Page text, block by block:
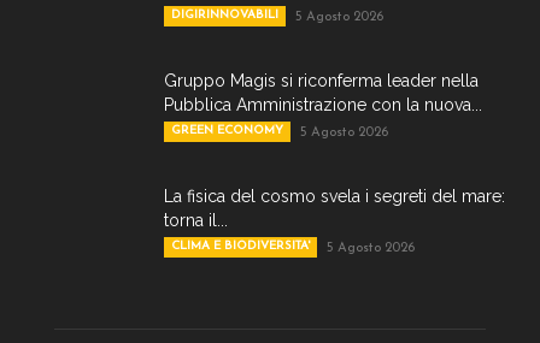
DIGIRINNOVABILI 5 Agosto 2026
Gruppo Magis si riconferma leader nella
Pubblica Amministrazione con la nuova...
GREEN ECONOMY 5 Agosto 2026
La fisica del cosmo svela i segreti del mare:
torna il...
CLIMA E BIODIVERSITA' 5 Agosto 2026